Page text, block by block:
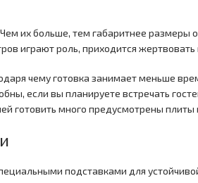
их больше, тем габаритнее
играют роль, приходится жертвовать
чему готовка занимает меньше
если вы планируете встречать
готовить много предусмотрены плиты
подставками для